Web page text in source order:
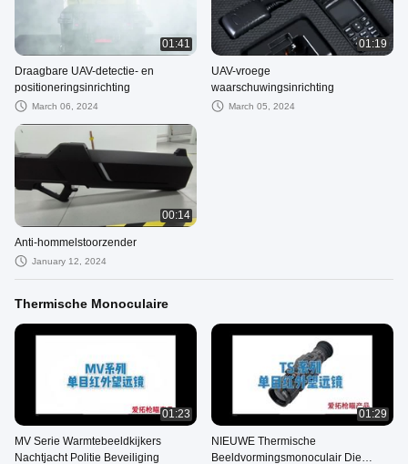
01:41
Draagbare UAV-detectie- en
positioneringsinrichting
March 06, 2024
01:19
UAV-vroege
waarschuwingsinrichting
March 05, 2024
00:14
Anti-hommelstoorzender
January 12, 2024
Thermische Monoculaire
01:23
MV Serie Warmtebeeldkijkers
Nachtjacht Politie Beveiliging
01:29
NIEUWE Thermische
Beeldvormingsmonoculair Die